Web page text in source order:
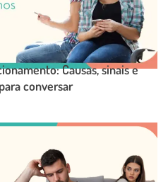
COMPLETO
Causas, sinais e
conversar